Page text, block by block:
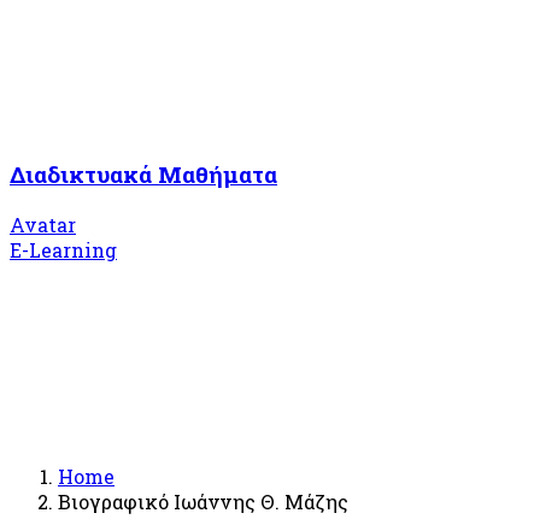
Διαδικτυακά Μαθήματα
Avatar
E-Learning
Home
Βιογραφικό Ιωάννης Θ. Μάζης